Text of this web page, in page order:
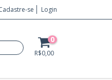
se Login
0
R$0,00